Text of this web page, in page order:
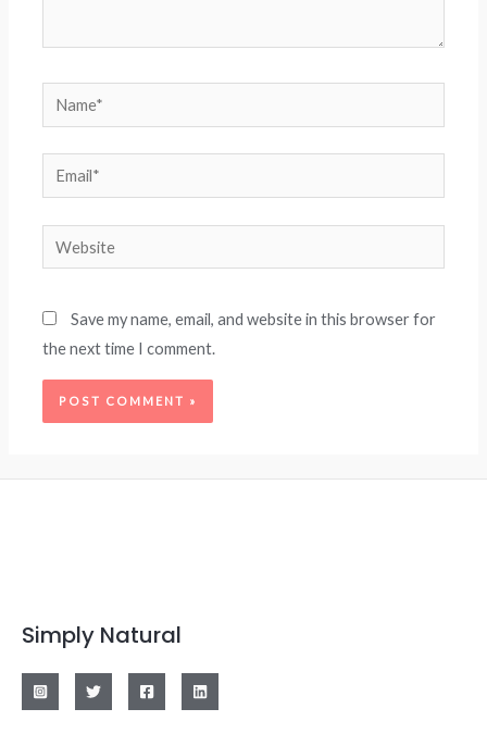
Name*
Email*
Website
Save my name, email, and website in this browser for
the next time I comment.
Simply Natural